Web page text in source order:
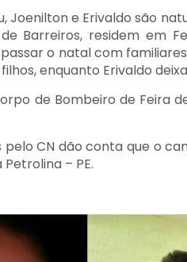
Joenilton e Erivaldo são
Barreiros, residem em
o natal com
enquanto Erivaldo
de Bombeiro de Feira
CN dão conta que o
– PE.